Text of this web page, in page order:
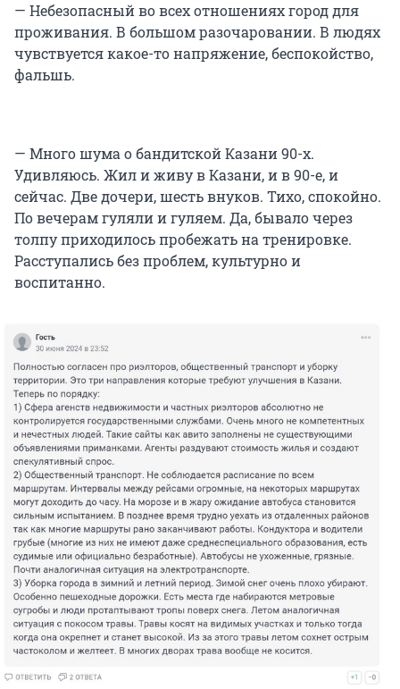
— Небезопасный во всех отношениях город для
проживания. В большом разочаровании. В людях
чувствуется какое-то напряжение, беспокойство,
фальшь.
— Много шума о бандитской Казани 90-х.
Удивляюсь. Жил и живу в Казани, и в 90-е, и
сейчас. Две дочери, шесть внуков. Тихо, спокойно.
По вечерам гуляли и гуляем. Да, бывало через
толпу приходилось пробежать на тренировке.
Расступались без проблем, культурно и
воспитанно.